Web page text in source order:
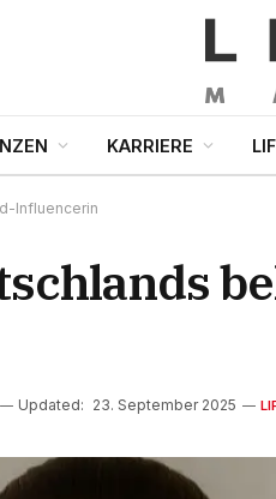
KARRIERE
Influencerin
Updated: 23. September 2025